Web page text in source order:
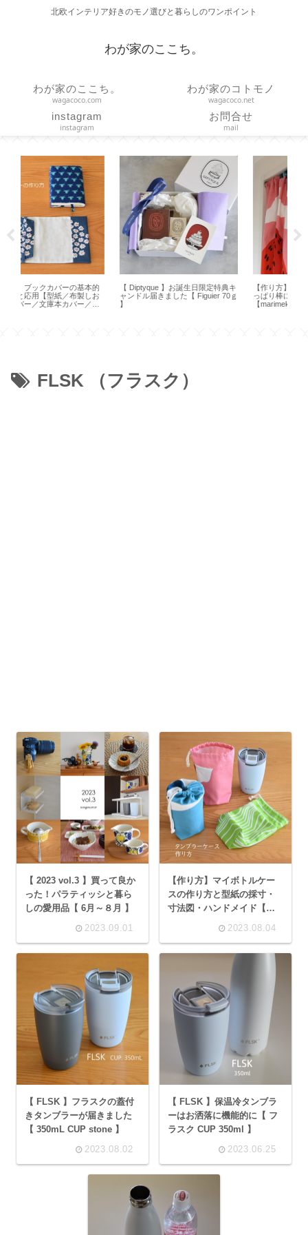
北欧インテリア好きのモノ選びと暮らしのワンポイント
わが家のここち。
わが家のここち。
wagacoco.com
わが家のコトモノ
wagacoco.net
instagram
instagram
お問合せ
mail
【作り方】直線縫いだけで作る つ
っぱり棒に通す簡易カーテン
【marimekko ハンドメイド】
【HARIO】水出しコーヒーの作り
方とお茶用ボトルとの違い【ハリ
オ フィルターインボトル】
FLSK （フラスク）
【 2023 vol.3 】買って良か
った！パラティッシと暮ら
しの愛用品【 6月～８月 】
2023.09.01
【作り方】マイボトルケー
スの作り方と型紙の採寸・
寸法図・ハンドメイド【裏
2023.08.04
【 FLSK 】フラスクの蓋付
きタンブラーが届きました
【 350mL CUP stone 】
2023.08.02
【 FLSK 】保温冷タンブラ
ーはお洒落に機能的に【 フ
ラスク CUP 350ml 】
2023.06.25